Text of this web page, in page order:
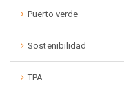
Puerto verde
Sostenibilidad
TPA